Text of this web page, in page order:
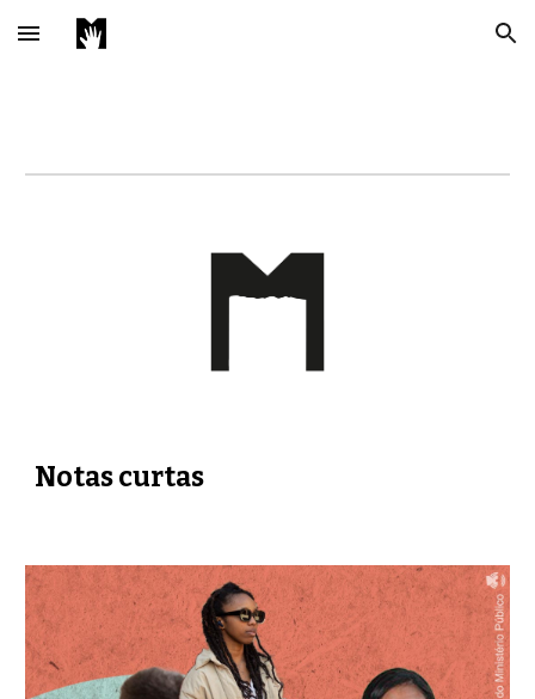
Skip to main content Skip to navigation
Notas curtas